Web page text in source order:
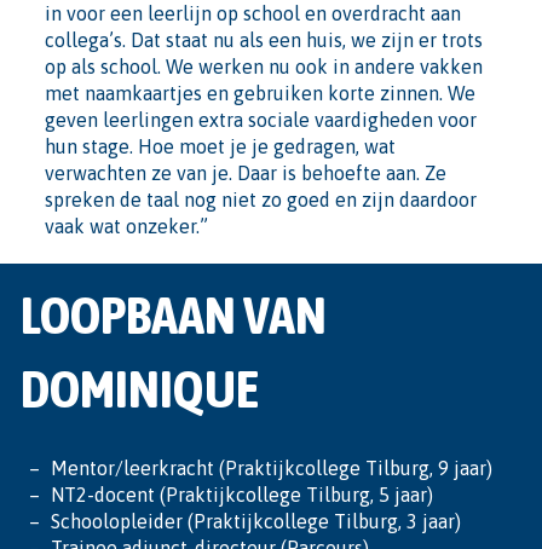
in voor een leerlijn op school en overdracht aan
collega’s. Dat staat nu als een huis, we zijn er trots
op als school. We werken nu ook in andere vakken
met naamkaartjes en gebruiken korte zinnen. We
geven leerlingen extra sociale vaardigheden voor
hun stage. Hoe moet je je gedragen, wat
verwachten ze van je. Daar is behoefte aan. Ze
spreken de taal nog niet zo goed en zijn daardoor
vaak wat onzeker.”
LOOPBAAN VAN
DOMINIQUE
Mentor/leerkracht (Praktijkcollege Tilburg, 9 jaar)
NT2-docent (Praktijkcollege Tilburg, 5 jaar)
Schoolopleider (Praktijkcollege Tilburg, 3 jaar)